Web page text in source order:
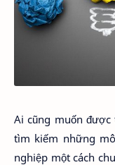
Ai cũng muốn
tìm kiếm những
nghiệp một cách